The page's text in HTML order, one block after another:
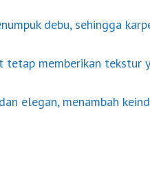
debu, sehingga
tetap memberikan tekstur
elegan, menambah